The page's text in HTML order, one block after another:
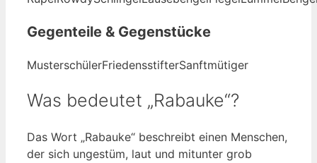
Gegenteile & Gegenstücke
MusterschülerFriedensstifterSanftmütiger
Was bedeutet „Rabauke“?
Das Wort „Rabauke“ beschreibt einen Menschen,
der sich ungestüm, laut und mitunter grob